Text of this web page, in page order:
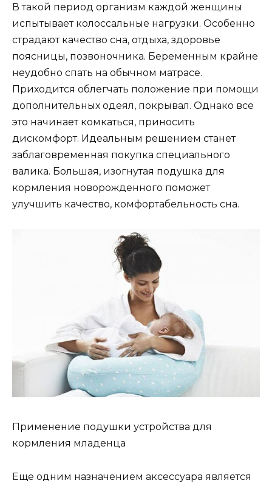
В такой период организм каждой женщины
испытывает колоссальные нагрузки. Особенно
страдают качество сна, отдыха, здоровье
поясницы, позвоночника. Беременным крайне
неудобно спать на обычном матрасе.
Приходится облегчать положение при помощи
дополнительных одеял, покрывал. Однако все
это начинает комкаться, приносить
дискомфорт. Идеальным решением станет
заблаговременная покупка специального
валика. Большая, изогнутая подушка для
кормления новорожденного поможет
улучшить качество, комфортабельность сна.
Применение подушки устройства для
кормления младенца
Еще одним назначением аксессуара является